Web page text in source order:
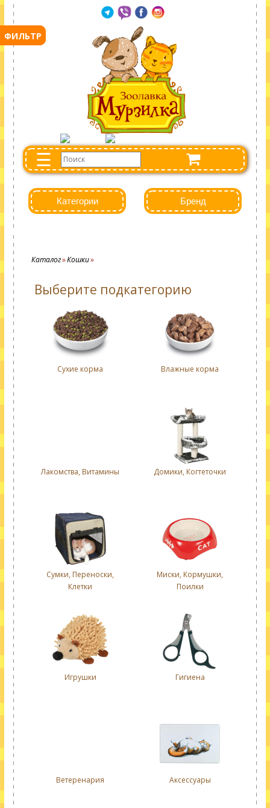
☰
Категории Бренд
Каталог Кошки
Выберите подкатегорию
Сухие корма Влажные корма
Лакомства, Витамины Домики, Когтеточки
Сумки, Переноски,
Клетки
Миски, Кормушки,
Поилки
Игрушки Гигиена
Ветеренария Аксессуары